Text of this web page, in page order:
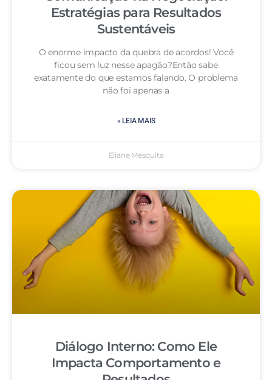
Estratégias para Resultados
Sustentáveis
O enorme impacto da quebra de acordos! Você
ficou sem luz nesse apagão?Então sabe
exatamente do que estamos falando. O problema
não foi apenas a
» LEIA MAIS
Eliane Mesquita
Diálogo Interno: Como Ele
Impacta Comportamento e